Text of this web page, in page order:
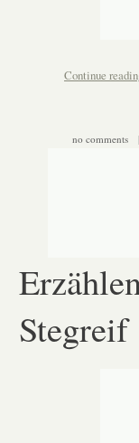
Continue
no comments
Stegreif